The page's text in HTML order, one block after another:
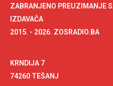
ZABRANJENO PREUZIMANJE
IZDAVAČA
2015. - 2026. ZOSRADIO.BA
KRNDIJA 7
74260 TEŠANJ